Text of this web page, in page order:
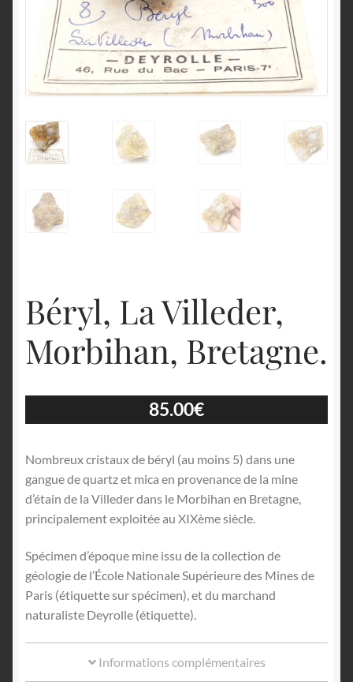
Béryl, La Villeder,
Morbihan, Bretagne.
85.00€
Nombreux cristaux de béryl (au moins 5) dans une
gangue de quartz et mica en provenance de la mine
d’étain de la Villeder dans le Morbihan en Bretagne,
principalement exploitée au XIXème siècle.
Spécimen d’époque mine issu de la collection de
géologie de l’École Nationale Supérieure des Mines de
Paris (étiquette sur spécimen), et du marchand
naturaliste Deyrolle (étiquette).
Informations complémentaires